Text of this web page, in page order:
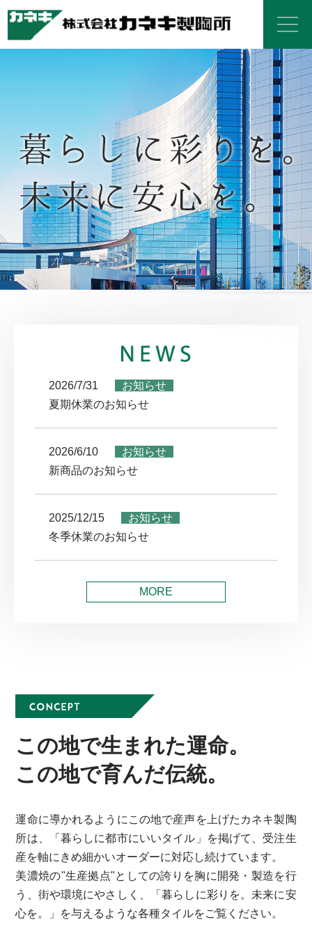
2026/7/31
お知らせ
夏期休業のお知らせ
2026/6/10
お知らせ
新商品のお知らせ
2025/12/15
お知らせ
冬季休業のお知らせ
MORE
この地で生まれた運命。
この地で育んだ伝統。
運命に導かれるようにこの地で産声を上げたカネキ製陶
所は、「暮らしに都市にいいタイル」を掲げて、受注生
産を軸にきめ細かいオーダーに対応し続けています。
美濃焼の"生産拠点"としての誇りを胸に開発・製造を行
う、街や環境にやさしく、「暮らしに彩りを。未来に安
心を。」を与えるような各種タイルをご覧ください。